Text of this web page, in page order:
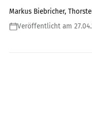
Markus Biebricher,
Veröffentlicht am